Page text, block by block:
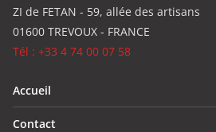
ZI de FETAN - 59, allée des artisans
01600 TREVOUX - FRANCE
Tél : +33 4 74 00 07 58
Accueil
Contact